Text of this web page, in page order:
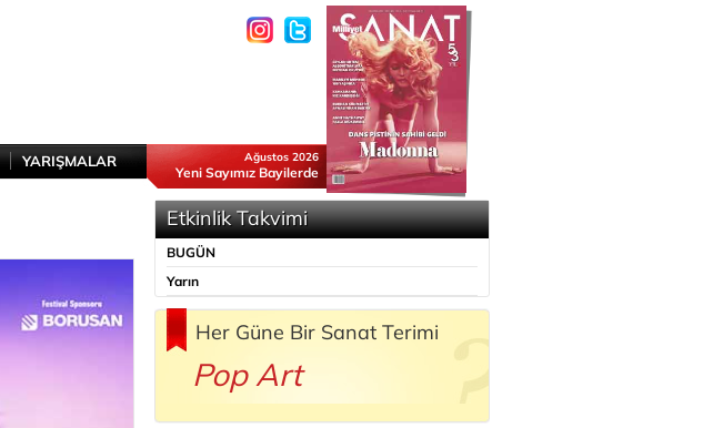
YARIŞMALAR Ağustos 2026
Yeni Sayımız Bayilerde
Etkinlik Takvimi
BUGÜN
Yarın
Her Güne Bir Sanat Terimi
Pop Art